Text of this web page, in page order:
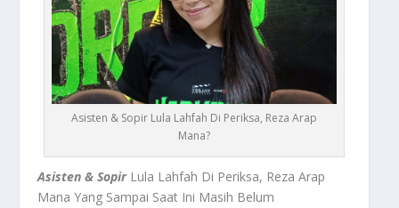
Asisten & Sopir Lula Lahfah Di Periksa, Reza Arap
Mana?
Asisten & SopirLula Lahfah Di Periksa, Reza Arap
Mana Yang Sampai Saat Ini Masih Belum